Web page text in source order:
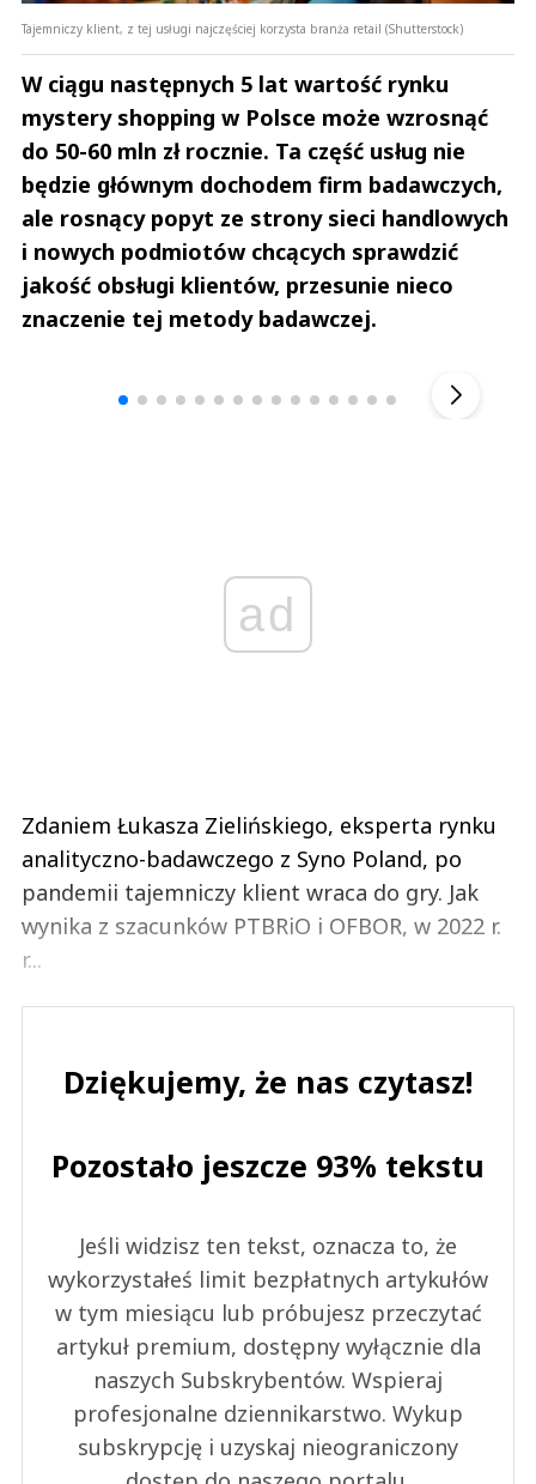
Tajemniczy klient, z tej usługi najczęściej korzysta branża retail (Shutterstock)
W ciągu następnych 5 lat wartość rynku
mystery shopping w Polsce może wzrosnąć
do 50-60 mln zł rocznie. Ta część usług nie
będzie głównym dochodem firm badawczych,
ale rosnący popyt ze strony sieci handlowych
i nowych podmiotów chcących sprawdzić
jakość obsługi klientów, przesunie nieco
znaczenie tej metody badawczej.
ad
Zdaniem Łukasza Zielińskiego, eksperta rynku
analityczno-badawczego z Syno Poland, po
pandemii tajemniczy klient wraca do gry. Jak
wynika z szacunków PTBRiO i OFBOR, w 2022 r.
r...
Dziękujemy, że nas czytasz!
Pozostało jeszcze 93% tekstu
Jeśli widzisz ten tekst, oznacza to, że
wykorzystałeś limit bezpłatnych artykułów
w tym miesiącu lub próbujesz przeczytać
artykuł premium, dostępny wyłącznie dla
naszych Subskrybentów. Wspieraj
profesjonalne dziennikarstwo. Wykup
subskrypcję i uzyskaj nieograniczony